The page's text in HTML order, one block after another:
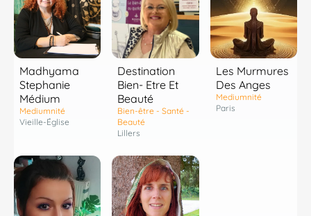
Madhyama
Stephanie
Médium
Mediumnité
Vieille-Église
Destination
Bien- Etre Et
Beauté
Bien-être - Santé -
Beauté
Lillers
Les Murmures
Des Anges
Mediumnité
Paris